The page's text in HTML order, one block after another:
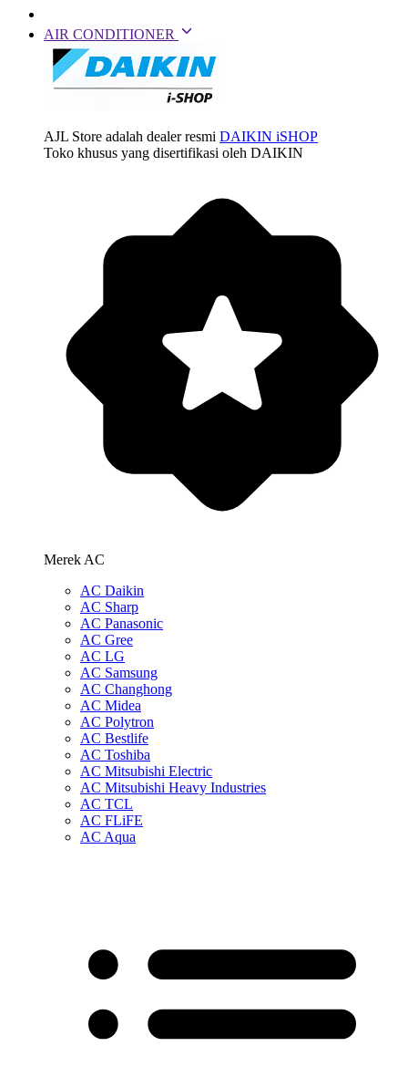
AIR CONDITIONER
AJL Store adalah dealer resmi DAIKIN iSHOP
Toko khusus yang disertifikasi oleh DAIKIN
Merek AC
AC Daikin
AC Sharp
AC Panasonic
AC Gree
AC LG
AC Samsung
AC Changhong
AC Midea
AC Polytron
AC Bestlife
AC Toshiba
AC Mitsubishi Electric
AC Mitsubishi Heavy Industries
AC TCL
AC FLiFE
AC Aqua